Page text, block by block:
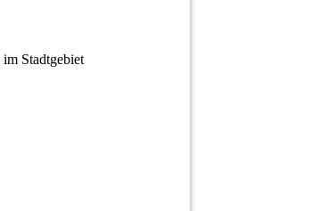
Stadtgebiet